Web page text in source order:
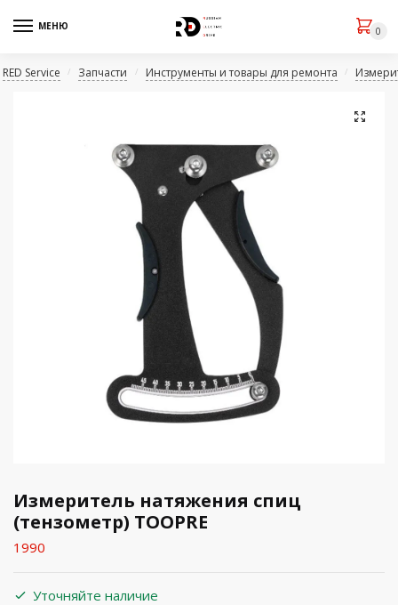
МЕНЮ 0
RED Service / Запчасти / Инструменты и товары для ремонта /
🔍
Измеритель натяжения спиц
(тензометр) TOOPRE
1990
Уточняйте наличие